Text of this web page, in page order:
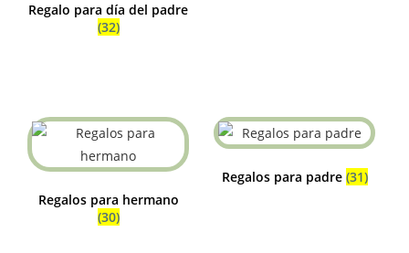
Regalo para día del padre
(32)
Regalos para hermano
(30)
Regalos para padre (31)